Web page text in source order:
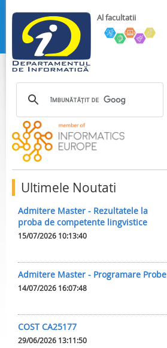
Al facultatii
Ultimele Noutati
Admitere Master - Rezultatele la
proba de competente lingvistice
15/07/2026 10:13:40
Admitere Master - Programare Probe
14/07/2026 16:07:48
COST CA25177
29/06/2026 13:11:50